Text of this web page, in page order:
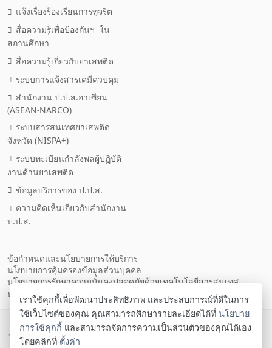
แจ้งเรื่องร้องเรียนการทุจริต
สื่อความรู้เพื่อป้องกันฯ ใน
สถานศึกษา
สื่อความรู้เกี่ยวกับยาเสพติด
ระบบการแจ้งสารเคมีควบคุม
สำนักงาน ป.ป.ส.อาเซียน
(ASEAN-NARCO)
ระบบสารสนเทศยาเสพติด
จังหวัด (NISPA+)
ระบบทะเบียนกำลังพลผู้ปฏิบัติ
งานด้านยาเสพติด
ข้อมูลบริการของ ป.ป.ส.
ความคิดเห็นเกี่ยวกับสำนักงาน
ป.ป.ส.
ข้อกำหนดและนโยบายการให้บริการ
นโยบายการคุ้มครองข้อมูลส่วนบุคคล
นโยบายการรักษาความมั่นคงปลอดภัยด้วยเทคโนโลยีสารสนเทศ
นโยบายคุกกี้
ตั้งค่าคุกกี้
สำนักงานคณะกรรมการป้องกันและปราบปรามยา
เสพติด
เราใช้คุกกี้เพื่อพัฒนาประสิทธิภาพ และประสบการณ์ที่ดีในการ
ใช้เว็บไซต์ของคุณ คุณสามารถศึกษารายละเอียดได้ที่ นโยบาย
การใช้คุกกี้ และสามารถจัดการความเป็นส่วนตัวของคุณได้เอง
โดยคลิกที่ ตั้งค่า